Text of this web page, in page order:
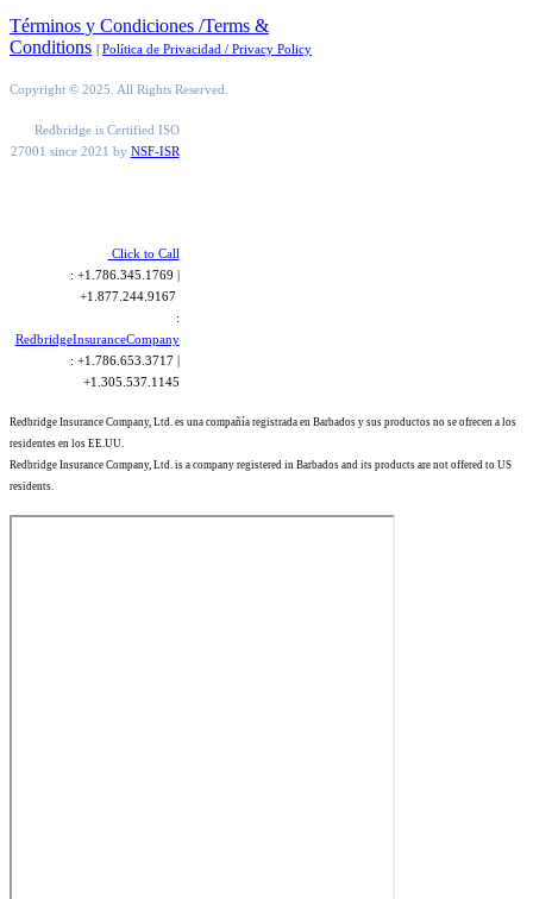
Términos y Condiciones /Terms &
Conditions | Política de Privacidad / Privacy Policy
Copyright © 2025. All Rights Reserved.
Redbridge is Certified ISO
27001 since 2021 by NSF-ISR
Click to Call
: +1.786.345.1769 |
+1.877.244.9167
:
RedbridgeInsuranceCompany
: +1.786.653.3717 |
+1.305.537.1145
Redbridge Insurance Company, Ltd. es una compañía registrada en Barbados y sus productos no se ofrecen a los
residentes en los EE.UU.
Redbridge Insurance Company, Ltd. is a company registered in Barbados and its products are not offered to US
residents.